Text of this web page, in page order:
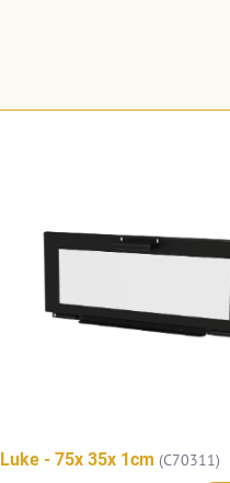
Luke - 75x 35x 1cm (C70311)